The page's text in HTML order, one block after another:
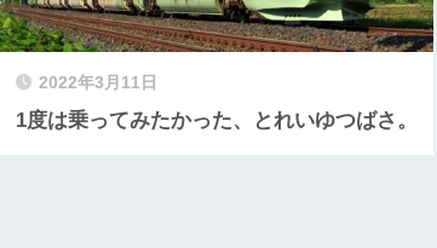
2022年3月11日
1度は乗ってみたかった、とれいゆつばさ。